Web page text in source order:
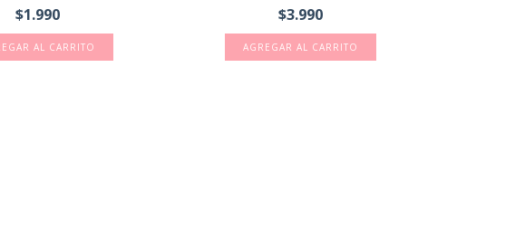
$1.990 $3.990